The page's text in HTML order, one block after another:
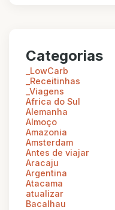
Categorias
_LowCarb
_Receitinhas
_Viagens
Africa do Sul
Alemanha
Almoço
Amazonia
Amsterdam
Antes de viajar
Aracaju
Argentina
Atacama
atualizar
Bacalhau